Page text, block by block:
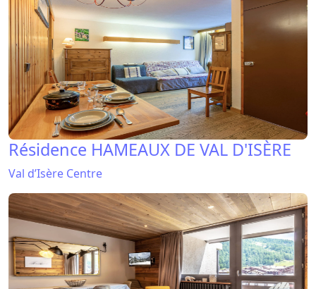
Résidence HAMEAUX DE VAL D'ISÈRE
Val d’Isère Centre